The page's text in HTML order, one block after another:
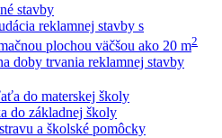
stavby
reklamnej stavby s
plochou väčšou ako 20 m2
doby trvania reklamnej stavby
do materskej školy
do základnej školy
a školské pomôcky